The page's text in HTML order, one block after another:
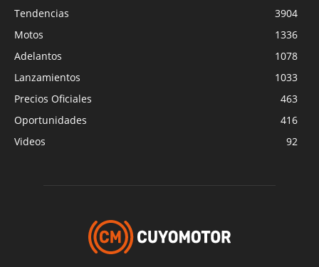
Tendencias
3904
Motos
1336
Adelantos
1078
Lanzamientos
1033
Precios Oficiales
463
Oportunidades
416
Videos
92